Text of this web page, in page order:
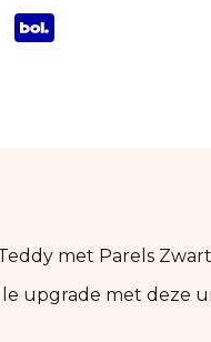
met Parels Zwart
upgrade met deze